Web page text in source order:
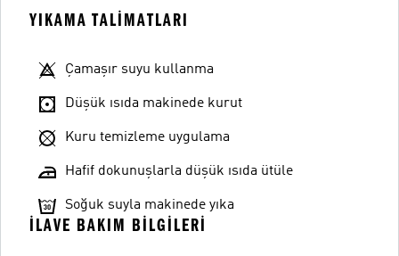
YIKAMA TALIMATLARI
Çamaşır suyu kullanma
Düşük ısıda makinede kurut
Kuru temizleme uygulama
Hafif dokunuşlarla düşük ısıda ütüle
Soğuk suyla makinede yıka
İLAVE BAKIM BILGILERI